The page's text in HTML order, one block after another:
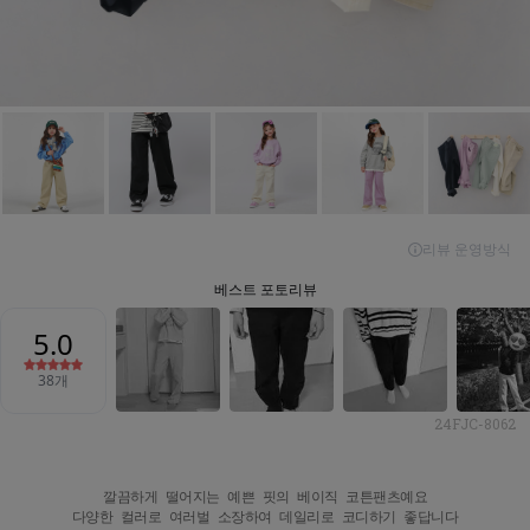
24FJC-8062
깔끔하게 떨어지는 예쁜 핏의 베이직 코튼팬츠예요
다양한 컬러로 여러벌 소장하여 데일리로 코디하기 좋답니다